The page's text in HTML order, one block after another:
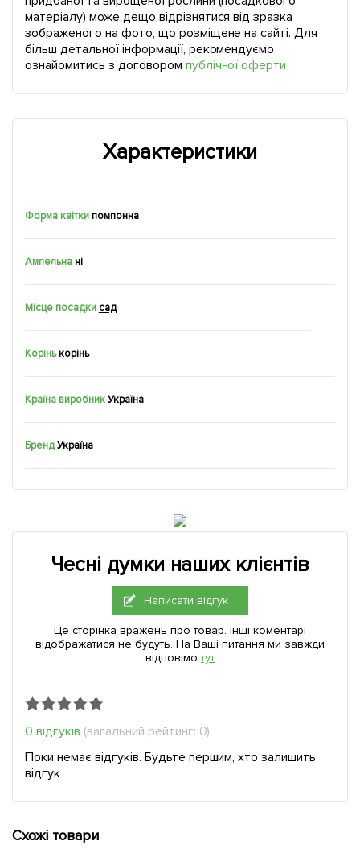
матеріалу) може дещо відрізнятися від зразка
зображеного на фото, що розміщене на сайті. Для
більш детальної інформації, рекомендуємо
ознайомитись з договором публічної оферти
Характеристики
Форма квіткипомпонна
Ампельнані
Місце посадки сад
Корінькорiнь
Країна виробник Україна
БрендУкраїна
Чесні думки наших клієнтів
Написати відгук
Це сторінка вражень про товар. Інші коментарі
відображатися не будуть. На Ваші питання ми завжди
відповімо тут
0 відгуків (загальний рейтинг: 0)
Поки немає відгуків. Будьте першим, хто залишить
відгук
Схожі товари